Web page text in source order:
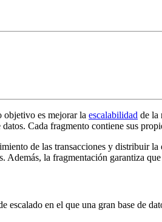
objetivo es mejorar la escalabilidad de la
Cada fragmento contiene sus
de las transacciones y distribuir
la fragmentación garantiza
en el que una gran base de